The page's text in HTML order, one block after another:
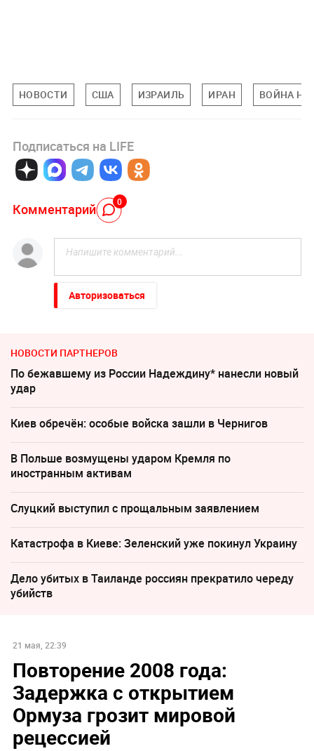
НОВОСТИ США ИЗРАИЛЬ ИРАН ВОЙНА
Подписаться на LIFE
Комментарий 0
Авторизоваться
НОВОСТИ ПАРТНЕРОВ
По бежавшему из России Надеждину* нанесли новый
удар
Киев обречён: особые войска зашли в Чернигов
В Польше возмущены ударом Кремля по
иностранным активам
Слуцкий выступил с прощальным заявлением
Катастрофа в Киеве: Зеленский уже покинул Украину
Дело убитых в Таиланде россиян прекратило череду
убийств
21 мая, 22:39
Повторение 2008 года:
Задержка с открытием
Ормуза грозит мировой
рецессией